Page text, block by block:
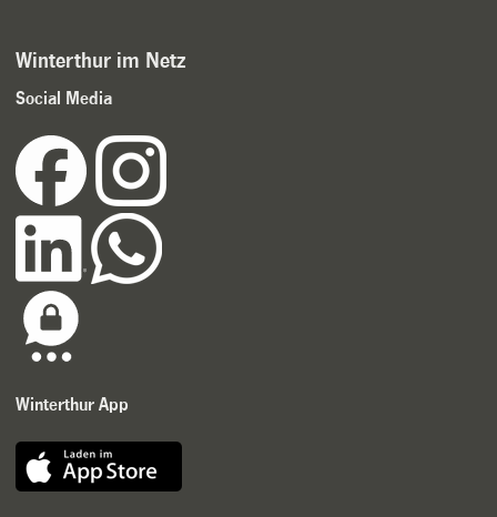
Winterthur im Netz
Social Media
Winterthur App